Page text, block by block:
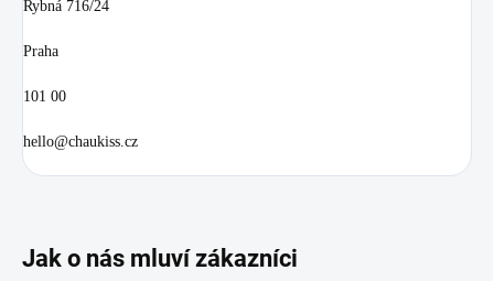
Rybná 716/24
Praha
101 00
hello@chaukiss.cz